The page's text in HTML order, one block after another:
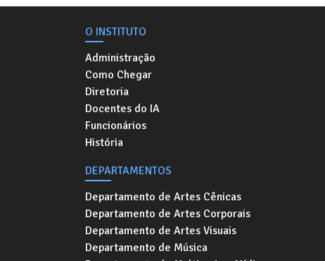
O INSTITUTO
Administração
Como Chegar
Diretoria
Docentes do IA
Funcionários
História
DEPARTAMENTOS
Departamento de Artes Cênicas
Departamento de Artes Corporais
Departamento de Artes Visuais
Departamento de Música